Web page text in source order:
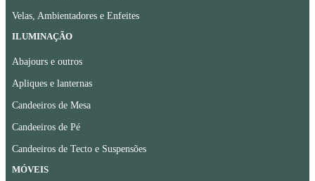
Velas, Ambientadores e Enfeites
ILUMINAÇÃO
Abajours e outros
Apliques e lanternas
Candeeiros de Mesa
Candeeiros de Pé
Candeeiros de Tecto e Suspensões
MÓVEIS